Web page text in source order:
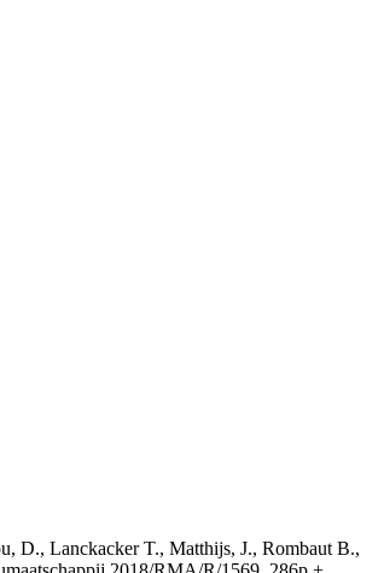
D., Lanckacker T., Matthijs, J., Rombaut B.,